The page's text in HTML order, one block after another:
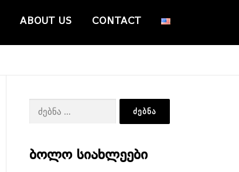
ABOUT US CONTACT
ძებნა:
ᲑᲝᲚᲝ ᲡᲘᲐᲮᲚᲔᲔᲑᲘ